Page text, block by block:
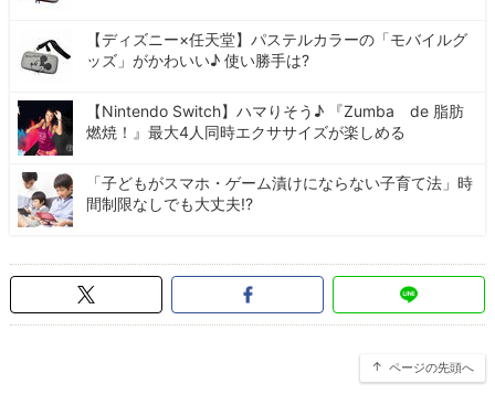
【ディズニー×任天堂】パステルカラーの「モバイルグ
ッズ」がかわいい♪ 使い勝手は?
【Nintendo Switch】ハマりそう♪ 『Zumba de 脂肪
燃焼！』最大4人同時エクササイズが楽しめる
「子どもがスマホ・ゲーム漬けにならない子育て法」時
間制限なしでも大丈夫!?
ページの先頭へ